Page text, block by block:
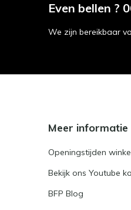
Even bellen ?
We zijn bereikbaar
Meer informatie
Openingstijden
Bekijk ons Youtube
BFP Blog